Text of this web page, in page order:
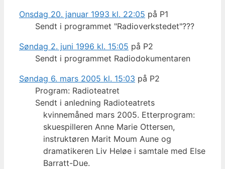
Onsdag 20. januar 1993 kl. 22:05 på P1
Sendt i programmet "Radioverkstedet"???
Søndag 2. juni 1996 kl. 15:05 på P2
Sendt i programmet Radiodokumentaren
Søndag 6. mars 2005 kl. 15:03 på P2
Program: Radioteatret
Sendt i anledning Radioteatrets
kvinnemåned mars 2005. Etterprogram:
skuespilleren Anne Marie Ottersen,
instruktøren Marit Moum Aune og
dramatikeren Liv Heløe i samtale med Else
Barratt-Due.